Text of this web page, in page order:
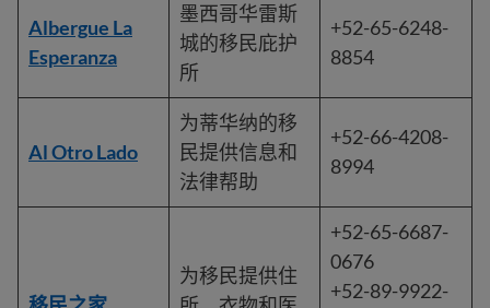
Albergue La
Esperanza
墨西哥华雷斯
城的移民庇护
所
+52-65-6248-
8854
Al Otro Lado
为蒂华纳的移
民提供信息和
法律帮助
+52-66-4208-
8994
为移民提供住
+52-65-6687-
0676
+52-89-9922-